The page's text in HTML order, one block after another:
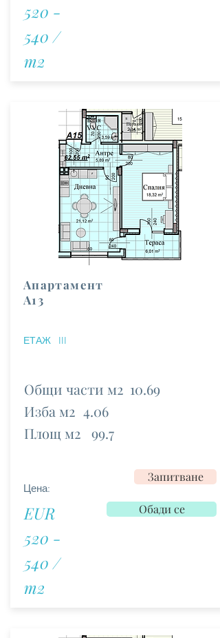
520 -
540 /
m2
Апартамент
А13
III
ЕТАЖ
Общи части м2
Изба м2
Площ м2
10.69
4.06
99.7
Цена:
EUR
520 -
540 /
m2
Запитване
Обади се